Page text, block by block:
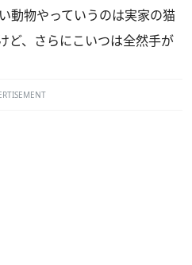
動物やっていうのは実家の猫
ど、さらにこいつは全然手が